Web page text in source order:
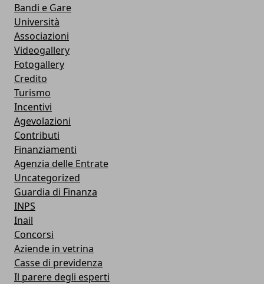
Bandi e Gare
Università
Associazioni
Videogallery
Fotogallery
Credito
Turismo
Incentivi
Agevolazioni
Contributi
Finanziamenti
Agenzia delle Entrate
Uncategorized
Guardia di Finanza
INPS
Inail
Concorsi
Aziende in vetrina
Casse di previdenza
Il parere degli esperti